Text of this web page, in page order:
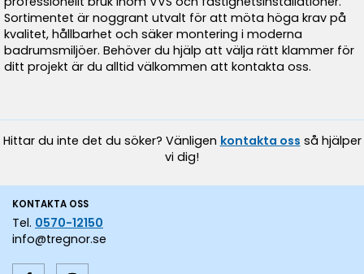
Sortimentet är noggrant utvalt för att möta höga krav på
kvalitet, hållbarhet och säker montering i moderna
badrumsmiljöer. Behöver du hjälp att välja rätt klammer för
ditt projekt är du alltid välkommen att kontakta oss.
Hittar du inte det du söker? Vänligen kontakta oss så hjälper
vi dig!
KONTAKTA OSS
Tel. 0570-12150
info@tregnor.se